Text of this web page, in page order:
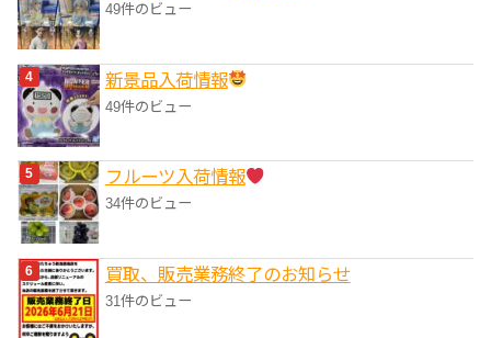
49件のビュー
‎新景品入荷情報
49件のビュー
フルーツ入荷情報
34件のビュー
買取、販売業務終了のお知らせ
31件のビュー